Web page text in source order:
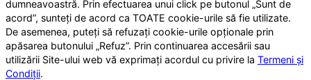
dumneavoastră. Prin efectuarea unui click pe butonul „Sunt de
acord”, sunteți de acord ca TOATE cookie-urile să fie utilizate.
De asemenea, puteți să refuzați cookie-urile opționale prin
apăsarea butonului „Refuz”. Prin continuarea accesării sau
utilizării Site-ului web vă exprimați acordul cu privire la Termeni și
Condiții.